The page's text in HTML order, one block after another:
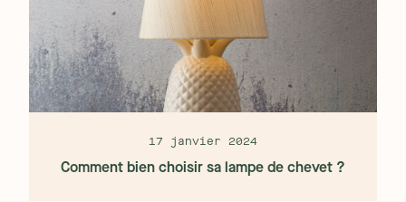
17 janvier 2024
Comment bien choisir sa lampe de chevet ?